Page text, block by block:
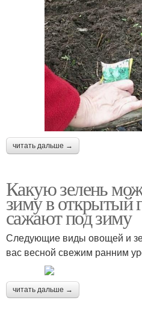
читать дальше →
Какую зелень
зиму в открытый
сажают под зиму
Следующие виды овощей и
вас весной свежим ранним
читать дальше →